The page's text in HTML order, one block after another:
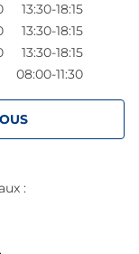
13:30-18:15
13:30-18:15
13:30-18:15
08:00-11:30
: